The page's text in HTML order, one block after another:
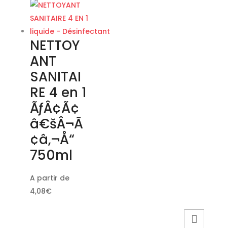
NETTOY
ANT
SANITAI
RE 4 en 1
ÃƒÂ¢Ã¢
â€šÂ¬Ã
¢â‚¬Å“
750ml
A partir de
4,08€